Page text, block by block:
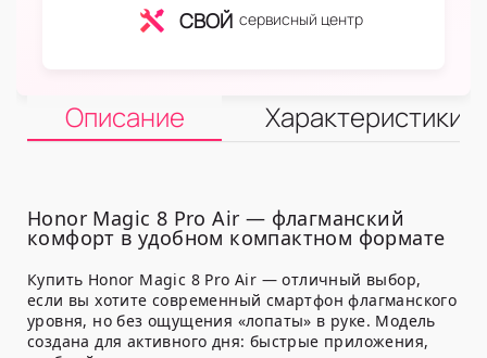
СВОЙ сервисный центр
Описание Характеристики
Honor Magic 8 Pro Air — флагманский
комфорт в удобном компактном формате
Купить Honor Magic 8 Pro Air — отличный выбор,
если вы хотите современный смартфон флагманского
уровня, но без ощущения «лопаты» в руке. Модель
создана для активного дня: быстрые приложения,